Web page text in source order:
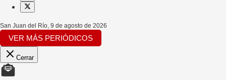
San Juan del Río, 9 de agosto de 2026
VER MÁS PERIÓDICOS
Cerrar